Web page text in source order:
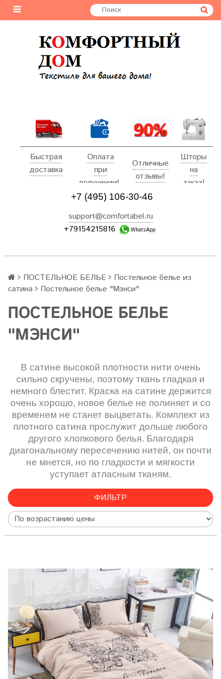
Быстрая
доставка
Оплата
при
получении!
Отличные
отзывы!
Шторы
на
заказ!
+7 (495) 106-30-46
support@comfortabel.ru
+79154215816
WhatsApp
ПОСТЕЛЬНОЕ БЕЛЬЕ
Постельное белье из
сатина
Постельное белье "Мэнси"
ПОСТЕЛЬНОЕ БЕЛЬЕ
"МЭНСИ"
В сатине высокой плотности нити очень
сильно скручены, поэтому ткань гладкая и
немного блестит. Краска на сатине держится
очень хорошо, новое белье не полиняет и со
временем не станет выцветать. Комплект из
плотного сатина прослужит дольше любого
другого хлопкового белья. Благодаря
диагональному пересечению нитей, он почти
не мнется, но по гладкости и мягкости
уступает атласным тканям.
ФИЛЬТР